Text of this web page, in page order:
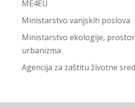
ME4EU
Ministarstvo vanjskih poslova
Ministarstvo ekologije,
urbanizma
Agencija za zaštitu životne